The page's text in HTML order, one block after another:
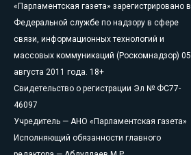
«Парламентская газета» зарегистрировано в
Федеральной службе по надзору в сфере
связи, информационных технологий и
массовых коммуникаций (Роскомнадзор) 05
августа 2011 года. 18+
Свидетельство о регистрации Эл № ФС77-
46097
Учредитель — АНО «Парламентская газета»
Исполняющий обязанности главного